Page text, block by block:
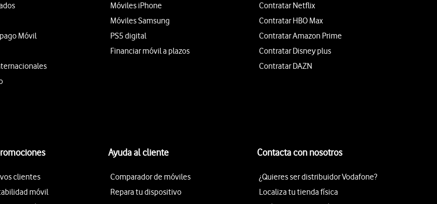
Móvil
Móviles iPhone
Móviles Samsung
PS5 digital
Financiar móvil a plazos
Contratar Netflix
Contratar HBO Max
Contratar Amazon Prime
Contratar Disney plus
Contratar DAZN
clientes
móvil
Ayuda al cliente
Comparador de móviles
Repara tu dispositivo
Contacta con nosotros
¿Quieres ser distribuidor Vodafone?
Localiza tu tienda física